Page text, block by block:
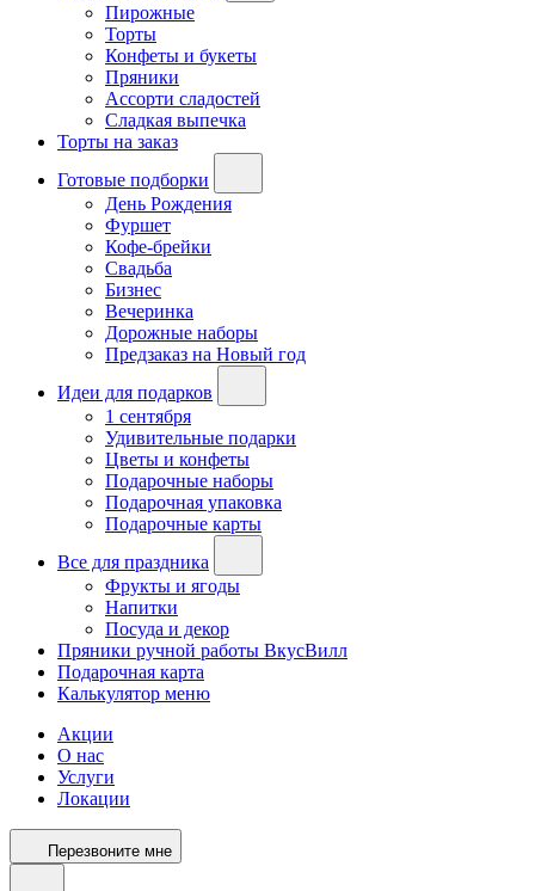
Пирожные
Торты
Конфеты и букеты
Пряники
Ассорти сладостей
Сладкая выпечка
Торты на заказ
Готовые подборки
День Рождения
Фуршет
Кофе-брейки
Свадьба
Бизнес
Вечеринка
Дорожные наборы
Предзаказ на Новый год
Идеи для подарков
1 сентября
Удивительные подарки
Цветы и конфеты
Подарочные наборы
Подарочная упаковка
Подарочные карты
Все для праздника
Фрукты и ягоды
Напитки
Посуда и декор
Пряники ручной работы ВкусВилл
Подарочная карта
Калькулятор меню
Акции
О нас
Услуги
Локации
Перезвоните мне